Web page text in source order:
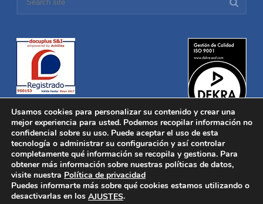
Distronica © 2016 Todos los derechos reservados.Aviso legal
Política de privacidad|Política de Cookies
Desarrollado porNucleosoft
Inicio
Quiénes Somos
Usamos cookies para personalizar su contenido y crear una
mejor experiencia para usted. Podemos recopilar información no
confidencial sobre su uso. Puede aceptar el uso de esta
tecnología o administrar su configuración y así controlar
completamente qué información se recopila y gestiona. Para
obtener más información sobre nuestras políticas de datos,
visite nuestra Política de privacidad
Puedes informarte más sobre qué cookies estamos utilizando o
desactivarlas en los AJUSTES.